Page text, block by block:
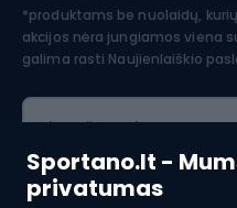
Sportano.lt -
privatumas
*produktams be nuolaidų,
akcijos nėra jungiamos viena
galima rasti Naujienlaiškio
El. pašto adresas